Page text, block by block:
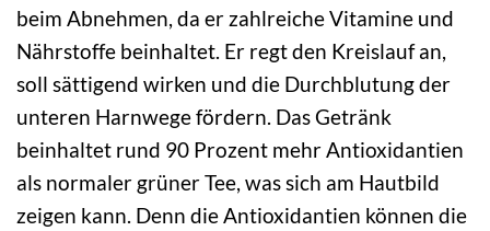
beim Abnehmen, da er zahlreiche Vitamine und
Nährstoffe beinhaltet. Er regt den Kreislauf an,
soll sättigend wirken und die Durchblutung der
unteren Harnwege fördern. Das Getränk
beinhaltet rund 90 Prozent mehr Antioxidantien
als normaler grüner Tee, was sich am Hautbild
zeigen kann. Denn die Antioxidantien können die